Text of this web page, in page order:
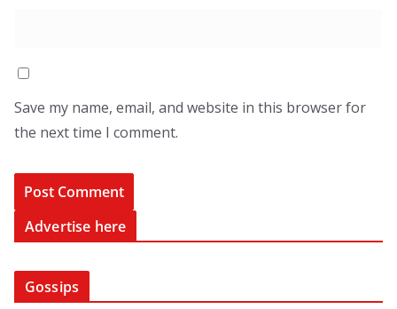
Save my name, email, and website in this browser for
the next time I comment.
Advertise here
Gossips